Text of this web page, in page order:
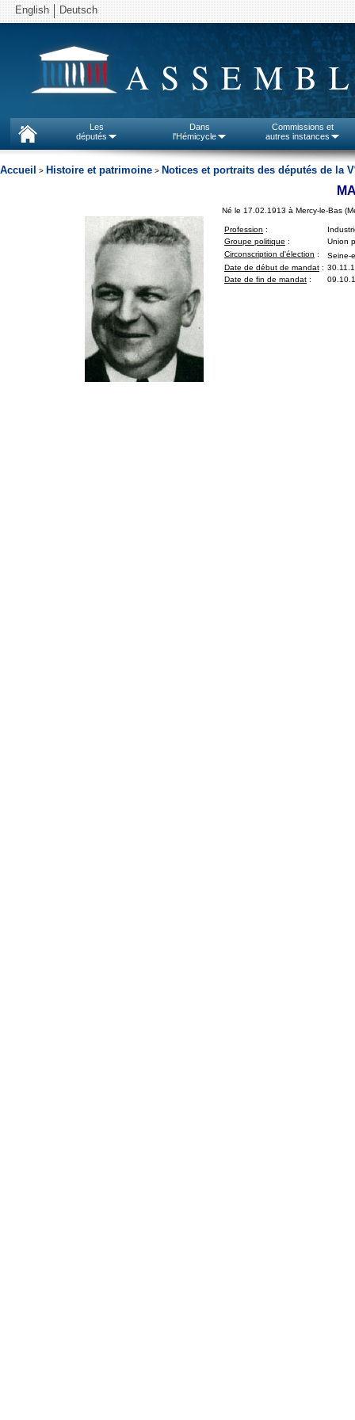
English Deutsch
Les
députés
Dans
l'Hémicycle
Commissions et
autres instances
Accueil > Histoire et patrimoine > Notices et portraits des députés de la V
Né le 17.02.1913 à Mercy-le-Bas
Profession :
Groupe politique :
Union
Circonscription d'élection :
Seine-
Date de début de mandat :
Date de fin de mandat :